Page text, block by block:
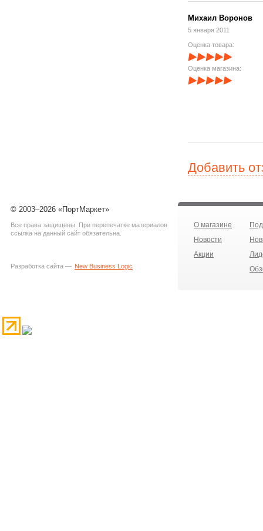
Михаил Воронов
5 января 2011
Оценка товара:
Оценка магазина:
Добавить
© 2003–2026 «ПортМаркет»
Все права защищены. При перепечатке материалов
ссылка на данный сайт обязательна.
Разработка сайта — New Business Logic
О магазине
Новости
Акции